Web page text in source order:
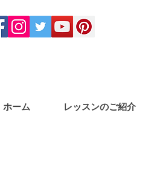
ホーム レッスンのご紹介